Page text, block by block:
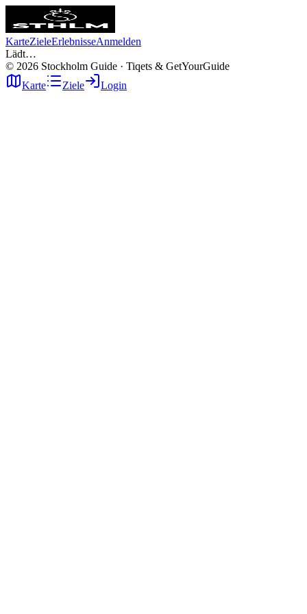
KarteZieleErlebnisseAnmelden
Lädt…
© 2026 Stockholm Guide · Tiqets & GetYourGuide
Karte
Ziele Login